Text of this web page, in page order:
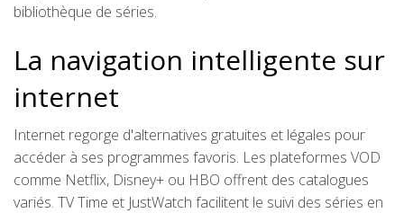
bibliothèque de séries.
La navigation intelligente sur
internet
Internet regorge d'alternatives gratuites et légales pour
accéder à ses programmes favoris. Les plateformes VOD
comme Netflix, Disney+ ou HBO offrent des catalogues
variés. TV Time et JustWatch facilitent le suivi des séries en